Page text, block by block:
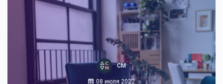
СМ
08 июля 2022